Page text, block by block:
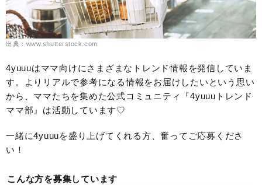
出典：www.shutterstock.com
4yuuuはママ向けにさまざまなトレンド情報を発信していま
す。よりリアルで参考になる情報をお届けしたいという思い
から、ママたちを集めた公式コミュニティ『4yuuuトレンド
ママ部』は活動しています♡
一緒に4yuuuを盛り上げてくれる方、奮ってご応募くださ
い！
こんな方を募集しています